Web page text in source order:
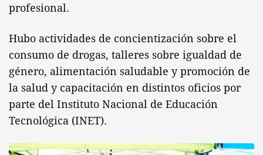
profesional.
Hubo actividades de concientización sobre el
consumo de drogas, talleres sobre igualdad de
género, alimentación saludable y promoción de
la salud y capacitación en distintos oficios por
parte del Instituto Nacional de Educación
Tecnológica (INET).